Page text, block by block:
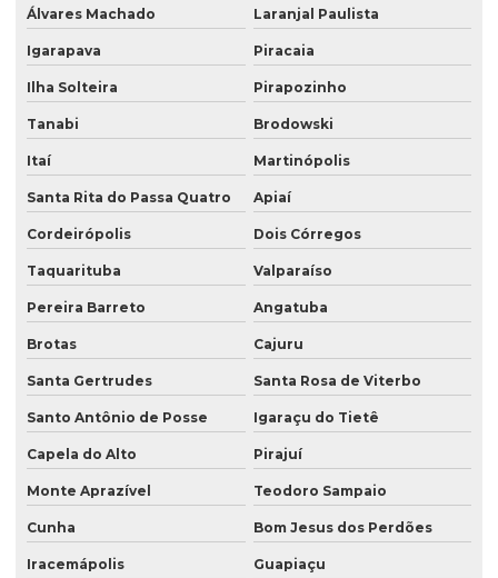
Álvares Machado Laranjal Paulista
Igarapava Piracaia
Ilha Solteira Pirapozinho
Tanabi Brodowski
Itaí Martinópolis
Santa Rita do Passa Quatro Apiaí
Cordeirópolis Dois Córregos
Taquarituba Valparaíso
Pereira Barreto Angatuba
Brotas Cajuru
Santa Gertrudes Santa Rosa de Viterbo
Santo Antônio de Posse Igaraçu do Tietê
Capela do Alto Pirajuí
Monte Aprazível Teodoro Sampaio
Cunha Bom Jesus dos Perdões
Iracemápolis Guapiaçu